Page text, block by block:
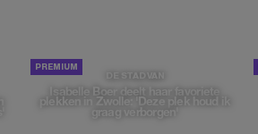
DE STAD VAN
Isabelle Boer deelt haar favoriete
plekken in Zwolle: 'Deze plek houd ik
graag verborgen'